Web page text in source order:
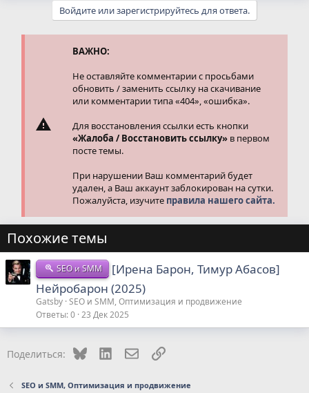
Войдите или зарегистрируйтесь для ответа.
ВАЖНО:
Не оставляйте комментарии с просьбами
обновить / заменить ссылку на скачивание
или комментарии типа «404», «ошибка».
Для восстановления ссылки есть кнопки
«Жалоба / Восстановить ссылку» в первом
посте темы.
При нарушении Ваш комментарий будет
удален, а Ваш аккаунт заблокирован на сутки.
Пожалуйста, изучите правила нашего сайта.
Похожие темы
SEO и SMM
[Ирена Барон, Тимур Абасов]
Нейробарон (2025)
Gatsby SEO и SMM, Оптимизация и продвижение
Ответы 0 23 Дек 2025
Поделиться: Bluesky LinkedInЭлектронная почта
Ссылка
SEO и SMM, Оптимизация и продвижение